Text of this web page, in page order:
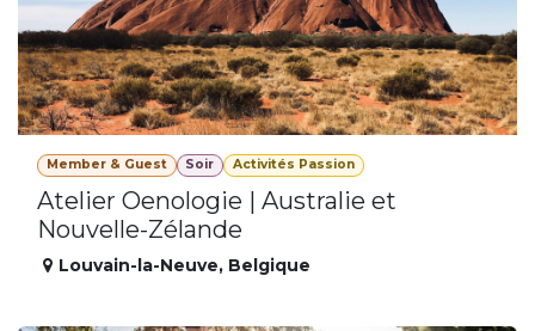
Member & Guest Soir Activités Passion
Atelier Oenologie | Australie et
Nouvelle-Zélande
Louvain-la-Neuve, Belgique